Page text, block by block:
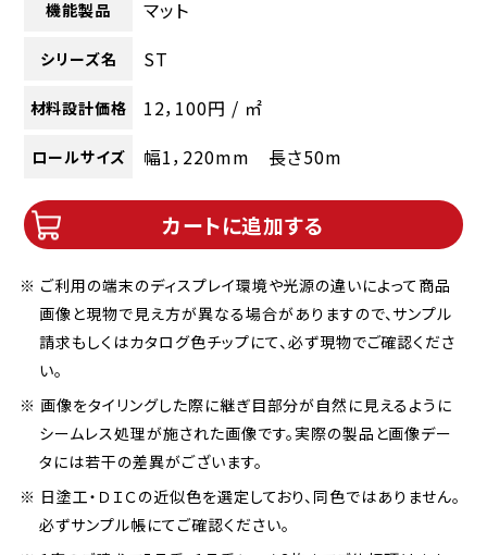
機能製品 マット
シリーズ名 ST
材料設計価格 12，100円 / ㎡
ロールサイズ 幅1，220mm 長さ50m
カートに追加する
※ ご利用の端末のディスプレイ環境や光源の違いによって商品
画像と現物で見え方が異なる場合がありますので、サンプル
請求もしくはカタログ色チップにて、必ず現物でご確認くださ
い。
※ 画像をタイリングした際に継ぎ目部分が自然に見えるように
シームレス処理が施された画像です。実際の製品と画像デー
タには若干の差異がございます。
※ 日塗工・ＤＩＣの近似色を選定しており、同色ではありません。
必ずサンプル帳にてご確認ください。